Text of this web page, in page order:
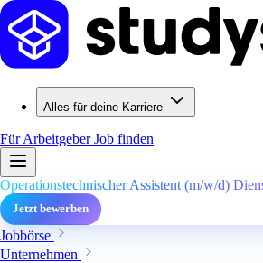
Alles für deine Karriere
Für ArbeitgeberJob finden
Operationstechnischer Assistent (m/w/d)
Jetzt bewerben
Jobbörse
Unternehmen